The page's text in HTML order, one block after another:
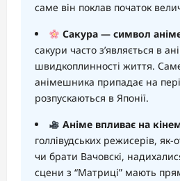
саме він поклав початок
Сакура — символ
сакури часто з’являється в
швидкоплинності життя.
анімешника припадає на
розпускаються в Японії.
Аніме впливає на
голлівудських режисерів, як-
чи брати Вачовскі,
сцени з “Матриці” мають